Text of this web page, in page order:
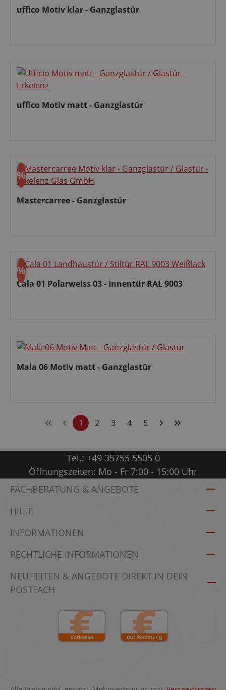
uffico Motiv klar - Ganzglastür
ohne ExpressAktion
uffico Motiv matt - Ganzglastür
Rabatt
%
Mastercarree - Ganzglastür
Rabatt
%
Cala 01 Polarweiss 03 - Innentür RAL 9003
Mala 06 Motiv matt - Ganzglastür
Seite
1 Seite
2 Seite
3 Seite
4 Seite
5
Tel.: +49 35755 5505 0
Öffnungszeiten: Mo - Fr 7:00 - 15:00 Uhr
FACHBERATUNG & ANGEBOTE
HILFE
INFORMATIONEN
RECHTLICHE INFORMATIONEN
NEUHEITEN & ANGEBOTE DIREKT IN DEIN
POSTFACH